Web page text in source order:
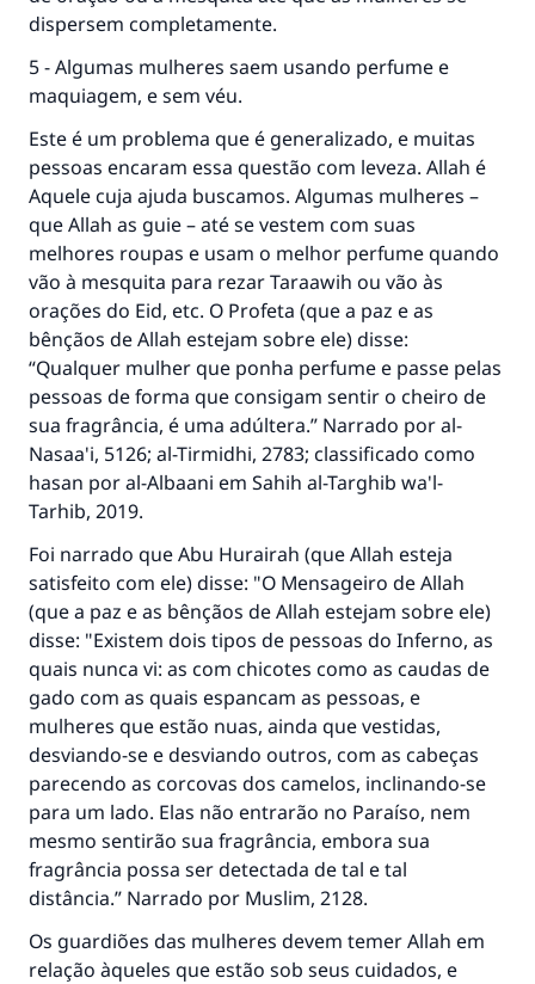
dispersem completamente.
5 - Algumas mulheres saem usando perfume e
maquiagem, e sem véu.
Este é um problema que é generalizado, e muitas
pessoas encaram essa questão com leveza. Allah é
Aquele cuja ajuda buscamos. Algumas mulheres –
que Allah as guie – até se vestem com suas
melhores roupas e usam o melhor perfume quando
vão à mesquita para rezar Taraawih ou vão às
orações do Eid, etc. O Profeta (que a paz e as
bênçãos de Allah estejam sobre ele) disse:
“Qualquer mulher que ponha perfume e passe pelas
pessoas de forma que consigam sentir o cheiro de
sua fragrância, é uma adúltera.” Narrado por al-
Nasaa'i, 5126; al-Tirmidhi, 2783; classificado como
hasan por al-Albaani em Sahih al-Targhib wa'l-
Tarhib, 2019.
Foi narrado que Abu Hurairah (que Allah esteja
satisfeito com ele) disse: "O Mensageiro de Allah
(que a paz e as bênçãos de Allah estejam sobre ele)
disse: "Existem dois tipos de pessoas do Inferno, as
quais nunca vi: as com chicotes como as caudas de
gado com as quais espancam as pessoas, e
mulheres que estão nuas, ainda que vestidas,
desviando-se e desviando outros, com as cabeças
parecendo as corcovas dos camelos, inclinando-se
para um lado. Elas não entrarão no Paraíso, nem
mesmo sentirão sua fragrância, embora sua
fragrância possa ser detectada de tal e tal
distância.” Narrado por Muslim, 2128.
Os guardiões das mulheres devem temer Allah em
relação àqueles que estão sob seus cuidados, e
A resposta n° 110845 salvou um
casamento.
Ajude-nos a responder à Ummah
O Profeta ﷺ disse,
"Quem quer que incentive outros a fazer o
que é bom receberá a mesma recompensa
que aqueles que o fazem."
(MUSLIM, 1893)
CONTRIBUIR